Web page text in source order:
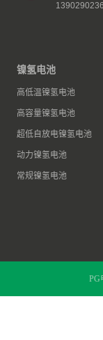
镍氢电池
高低温镍氢电池
高容量镍氢电池
超低自放电镍氢电池
动力镍氢电池
常规镍氢电池
PG